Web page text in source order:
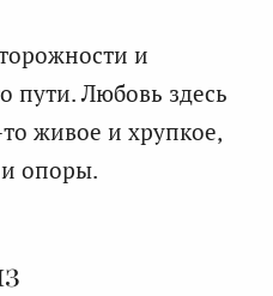
и
пути. Любовь здесь
живое и хрупкое,
опоры.